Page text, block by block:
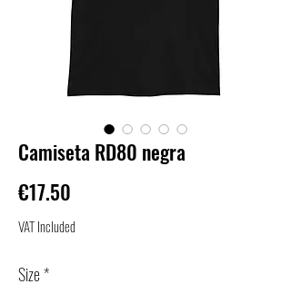
Camiseta RD80 negra
€17.50
VAT Included
Size*